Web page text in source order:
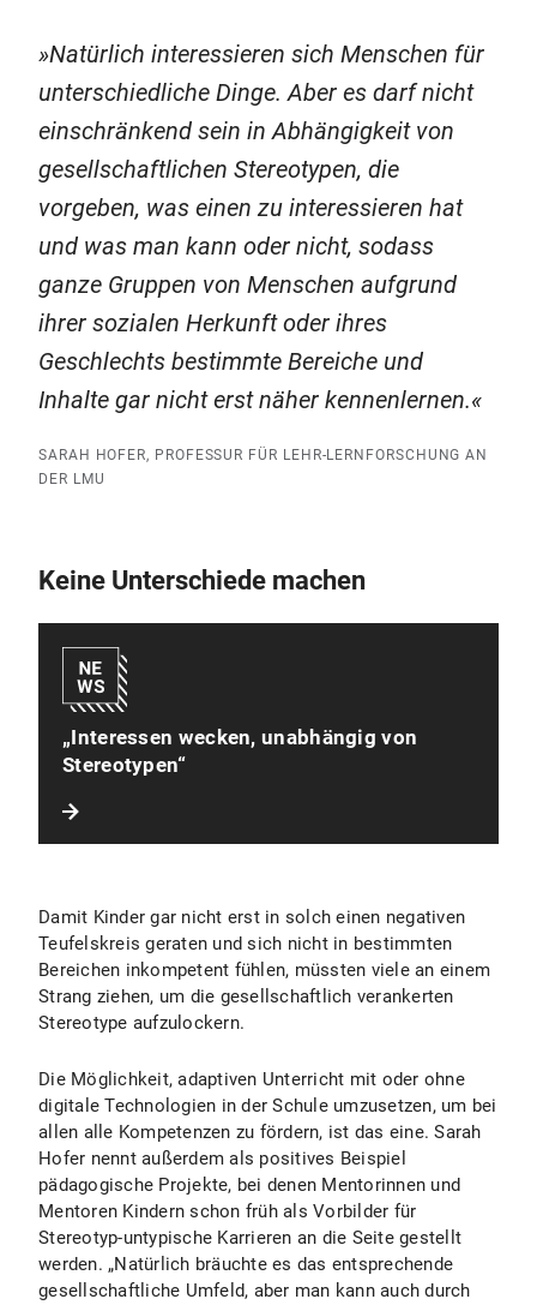
Natürlich interessieren sich Menschen für
unterschiedliche Dinge. Aber es darf nicht
einschränkend sein in Abhängigkeit von
gesellschaftlichen Stereotypen, die
vorgeben, was einen zu interessieren hat
und was man kann oder nicht, sodass
ganze Gruppen von Menschen aufgrund
ihrer sozialen Herkunft oder ihres
Geschlechts bestimmte Bereiche und
Inhalte gar nicht erst näher kennenlernen.
SARAH HOFER, PROFESSUR FÜR LEHR-LERNFORSCHUNG AN
DER LMU
Keine Unterschiede machen
„Interessen wecken, unabhängig von
Stereotypen“
Damit Kinder gar nicht erst in solch einen negativen
Teufelskreis geraten und sich nicht in bestimmten
Bereichen inkompetent fühlen, müssten viele an einem
Strang ziehen, um die gesellschaftlich verankerten
Stereotype aufzulockern.
Die Möglichkeit, adaptiven Unterricht mit oder ohne
digitale Technologien in der Schule umzusetzen, um bei
allen alle Kompetenzen zu fördern, ist das eine. Sarah
Hofer nennt außerdem als positives Beispiel
pädagogische Projekte, bei denen Mentorinnen und
Mentoren Kindern schon früh als Vorbilder für
Stereotyp-untypische Karrieren an die Seite gestellt
werden. „Natürlich bräuchte es das entsprechende
gesellschaftliche Umfeld, aber man kann auch durch